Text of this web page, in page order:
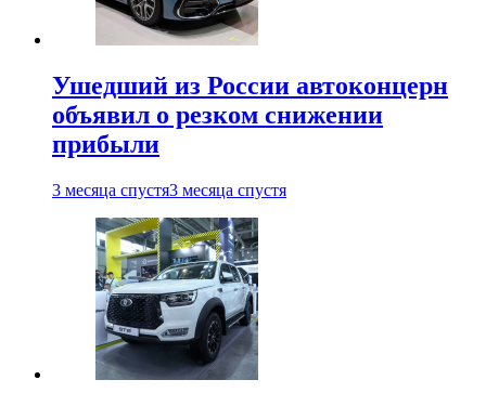
Ушедший из России автоконцерн
объявил о резком снижении
прибыли
3 месяца спустя3 месяца спустя